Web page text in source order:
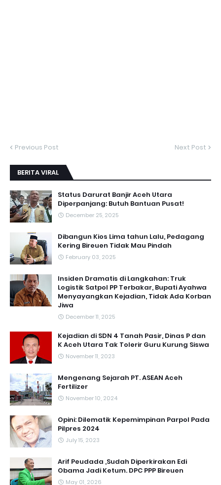
Previous Post Next Post
BERITA VIRAL
Status Darurat Banjir Aceh Utara
Diperpanjang: Butuh Bantuan Pusat!
December 25, 2025
Dibangun Kios Lima tahun Lalu, Pedagang
Kering Bireuen Tidak Mau Pindah
February 03, 2025
Insiden Dramatis di Langkahan: Truk
Logistik Satpol PP Terbakar, Bupati Ayahwa
Menyayangkan Kejadian, Tidak Ada Korban
Jiwa
December 11, 2025
Kejadian di SDN 4 Tanah Pasir, Dinas P dan
K Aceh Utara Tak Tolerir Guru Kurung Siswa
November 11, 2023
Mengenang Sejarah PT. ASEAN Aceh
Fertilizer
November 10, 2024
Opini: Dilematik Kepemimpinan Parpol Pada
Pilpres 2024
July 15, 2023
Arif Peudada ,Sudah Diperkirakan Edi
Obama Jadi Ketum. DPC PPP Bireuen
May 01, 2026